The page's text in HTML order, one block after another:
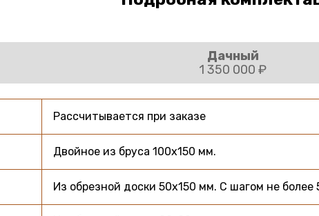
Дачный
1 350 000 ₽
Рассчитывается при заказе
Двойное из бруса 100х150 мм.
Из обрезной доски 50х150 мм. С шагом не более